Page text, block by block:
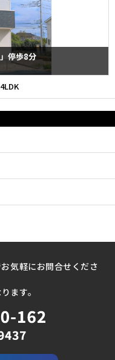
停歩8分
気軽にお問合せくださ
ます。